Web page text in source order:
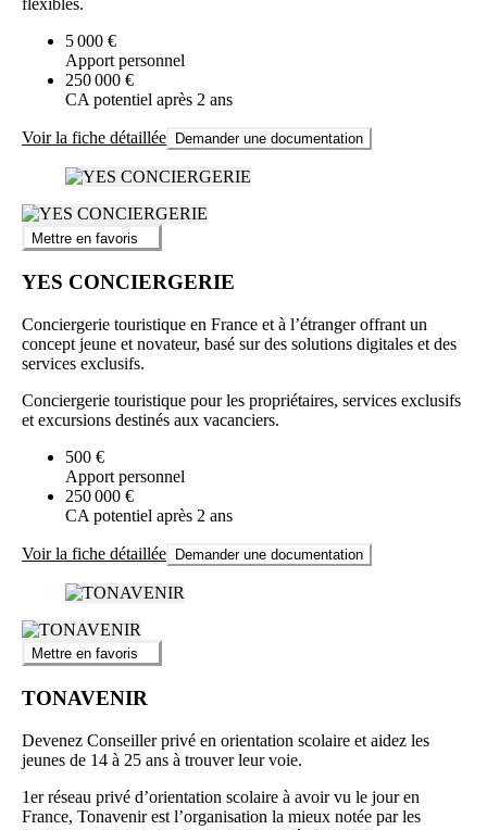
flexibles.
5 000 €
Apport personnel
250 000 €
CA potentiel après 2 ans
Voir la fiche détaillée Demander une documentation
Mettre en favoris
YES CONCIERGERIE
Conciergerie touristique en France et à l’étranger offrant un
concept jeune et novateur, basé sur des solutions digitales et des
services exclusifs.
Conciergerie touristique pour les propriétaires, services exclusifs
et excursions destinés aux vacanciers.
500 €
Apport personnel
250 000 €
CA potentiel après 2 ans
Voir la fiche détaillée Demander une documentation
Mettre en favoris
TONAVENIR
Devenez Conseiller privé en orientation scolaire et aidez les
jeunes de 14 à 25 ans à trouver leur voie.
1er réseau privé d’orientation scolaire à avoir vu le jour en
France, Tonavenir est l’organisation la mieux notée par les